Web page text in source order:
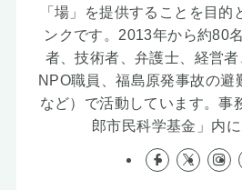
「場」を提供することを目的
ンクです。2013年から約80
者、技術者、弁護士、経営
NPO職員、福島原発事故の避
など）で活動しています。事
郎市民科学基金」内に